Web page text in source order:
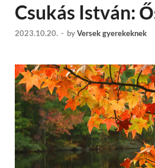
Csukás István:
2023.10.20. - byVersek gyerekeknek